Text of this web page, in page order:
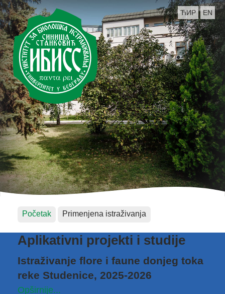
ЋИР EN
Početak Primenjena istraživanja
Aplikativni projekti i studije
Istraživanje flore i faune donjeg toka
reke Studenice, 2025-2026
Opširnije...